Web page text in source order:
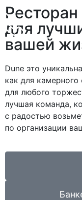
для
вашей
Dune это
как для камерного
для любого
лучшая команда,
с радостью
по организации